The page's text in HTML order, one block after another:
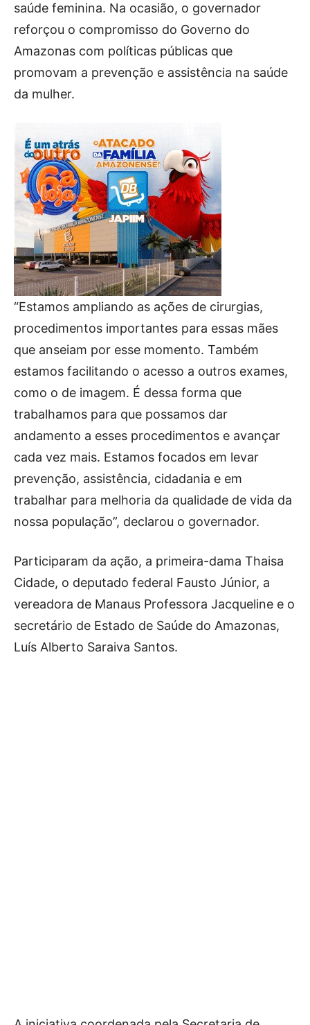
saúde feminina. Na ocasião, o governador
reforçou o compromisso do Governo do
Amazonas com políticas públicas que
promovam a prevenção e assistência na saúde
da mulher.
“Estamos ampliando as ações de cirurgias,
procedimentos importantes para essas mães
que anseiam por esse momento. Também
estamos facilitando o acesso a outros exames,
como o de imagem. É dessa forma que
trabalhamos para que possamos dar
andamento a esses procedimentos e avançar
cada vez mais. Estamos focados em levar
prevenção, assistência, cidadania e em
trabalhar para melhoria da qualidade de vida da
nossa população”, declarou o governador.
Participaram da ação, a primeira-dama Thaisa
Cidade, o deputado federal Fausto Júnior, a
vereadora de Manaus Professora Jacqueline e o
secretário de Estado de Saúde do Amazonas,
Luís Alberto Saraiva Santos.